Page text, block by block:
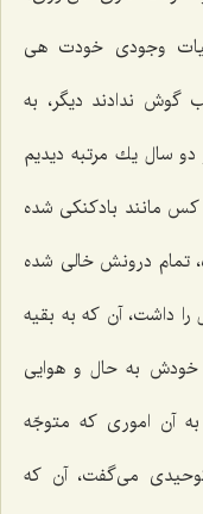
وجودی خودت هی
گوش ندادند دیگر، به
سال یك مرتبه دیدیم
كس مانند بادكنكی شده
تمام درونش خالی شده
را داشت، آن كه به بقیه
خودش به حال و هوایی
به آن اموری كه متوجّه
توحیدی می‌گفت، آن كه